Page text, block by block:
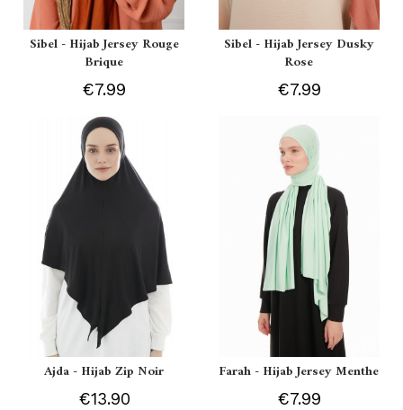
Sibel - Hijab Jersey Rouge
Brique
€7.99
Sibel - Hijab Jersey Dusky
Rose
€7.99
Ajda - Hijab Zip Noir
€13.90
Farah - Hijab Jersey Menthe
€7.99